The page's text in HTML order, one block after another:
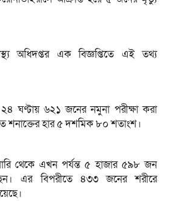
অধিদপ্তর এক বিজ্ঞপ্তিতে এই তথ্য
ঘণ্টায় ৬২১ জনের নমুনা পরীক্ষা করা
শনাক্তের হার ৫ দশমিক ৮০ শতাংশ।
থেকে এখন পর্যন্ত ৫ হাজার ৫৯৮ জন
এর বিপরীতে ৪৩৩ জনের শরীরে